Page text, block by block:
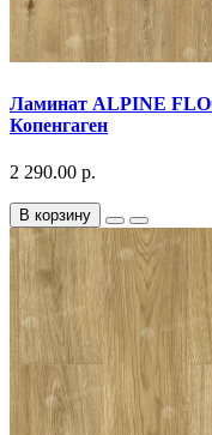
Ламинат ALPINE
Копенгаген
2 290.00 р.
В корзину